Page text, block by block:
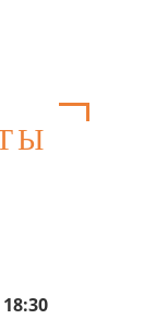
18:30